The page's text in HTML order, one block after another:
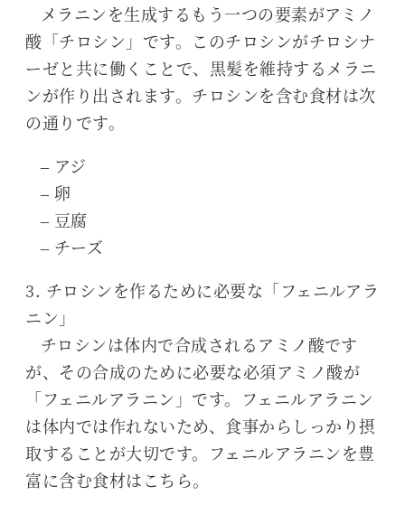
メラニンを生成するもう一つの要素がアミノ
酸「チロシン」です。このチロシンがチロシナ
ーゼと共に働くことで、黒髪を維持するメラニ
ンが作り出されます。チロシンを含む食材は次
の通りです。
– アジ
– 卵
– 豆腐
– チーズ
3. チロシンを作るために必要な「フェニルアラ
ニン」
チロシンは体内で合成されるアミノ酸です
が、その合成のために必要な必須アミノ酸が
「フェニルアラニン」です。フェニルアラニン
は体内では作れないため、食事からしっかり摂
取することが大切です。フェニルアラニンを豊
富に含む食材はこちら。